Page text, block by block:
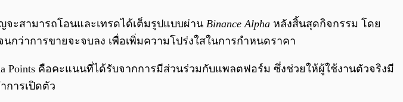
จะสามารถโอนและเทรดได้เต็มรูปแบบผ่าน Binance Alpha หลังสิ้นสุดกิจกรรม โดย
ว่าการขายจะจบลง เพื่อเพิ่มความโปร่งใสในการกำหนดราคา
Points คือคะแนนที่ได้รับจากการมีส่วนร่วมกับแพลตฟอร์ม ซึ่งช่วยให้ผู้ใช้งานตัวจริงมี
การเปิดตัว